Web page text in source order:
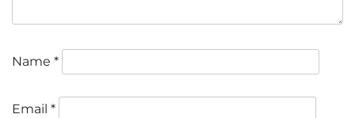
Name *
Email *